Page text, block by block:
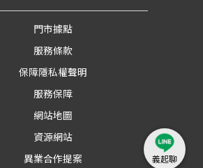
門市據點
服務條款
保障隱私權聲明
服務保障
網站地圖
資源網站
異業合作提案
義起聊